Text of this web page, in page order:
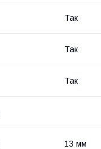
Так
Так
Так
13 мм